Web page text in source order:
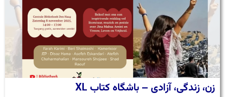
زن، زندگی، آزادی – باشگاه کتاب XL